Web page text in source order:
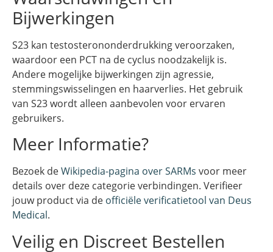
Bijwerkingen
S23 kan testosterononderdrukking veroorzaken,
waardoor een PCT na de cyclus noodzakelijk is.
Andere mogelijke bijwerkingen zijn agressie,
stemmingswisselingen en haarverlies. Het gebruik
van S23 wordt alleen aanbevolen voor ervaren
gebruikers.
Meer Informatie?
Bezoek deWikipedia-pagina over SARMs voor meer
details over deze categorie verbindingen. Verifieer
jouw product via de officiële verificatietool van Deus
Medical.
Veilig en Discreet Bestellen